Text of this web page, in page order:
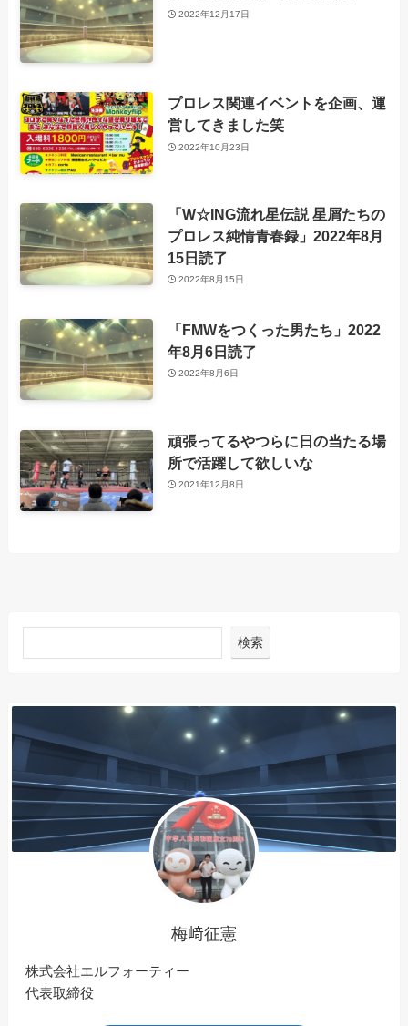
2022年12月17日
プロレス関連イベントを企画、運
営してきました笑
2022年10月23日
「W☆ING流れ星伝説 星屑たちの
プロレス純情青春録」2022年8月
15日読了
2022年8月15日
「FMWをつくった男たち」2022
年8月6日読了
2022年8月6日
頑張ってるやつらに日の当たる場
所で活躍して欲しいな
2021年12月8日
検索
梅﨑征憲
株式会社エルフォーティー
代表取締役